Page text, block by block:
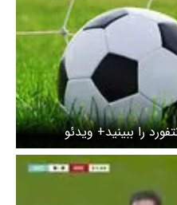
را ببینید+ ویدئو